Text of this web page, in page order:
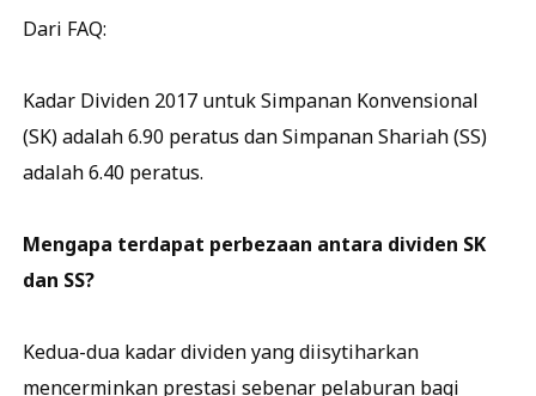
Dari FAQ:
Kadar Dividen 2017 untuk Simpanan Konvensional
(SK) adalah 6.90 peratus dan Simpanan Shariah (SS)
adalah 6.40 peratus.
Mengapa terdapat perbezaan antara dividen SK
dan SS?
Kedua-dua kadar dividen yang diisytiharkan
mencerminkan prestasi sebenar pelaburan bagi